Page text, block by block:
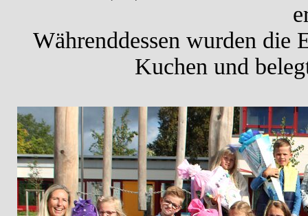
Währenddessen wurden
Kuchen und